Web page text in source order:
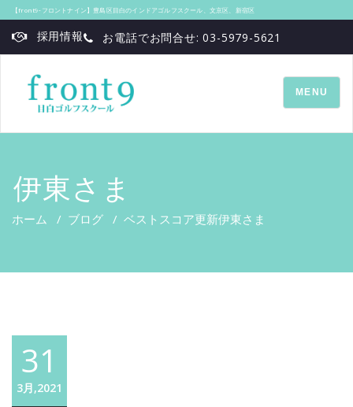
【front9‐フロントナイン】豊島区目白のインドアゴルフスクール、文京区、新宿区
採用情報 お電話でお問合せ: 03-5979-5621
TOGGLE
MENU
伊東さま
ホーム / ブログ / ベストスコア更新伊東さま
31
3月,2021